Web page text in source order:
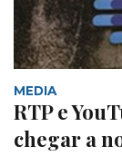
MEDIA
RTP e
chegar a